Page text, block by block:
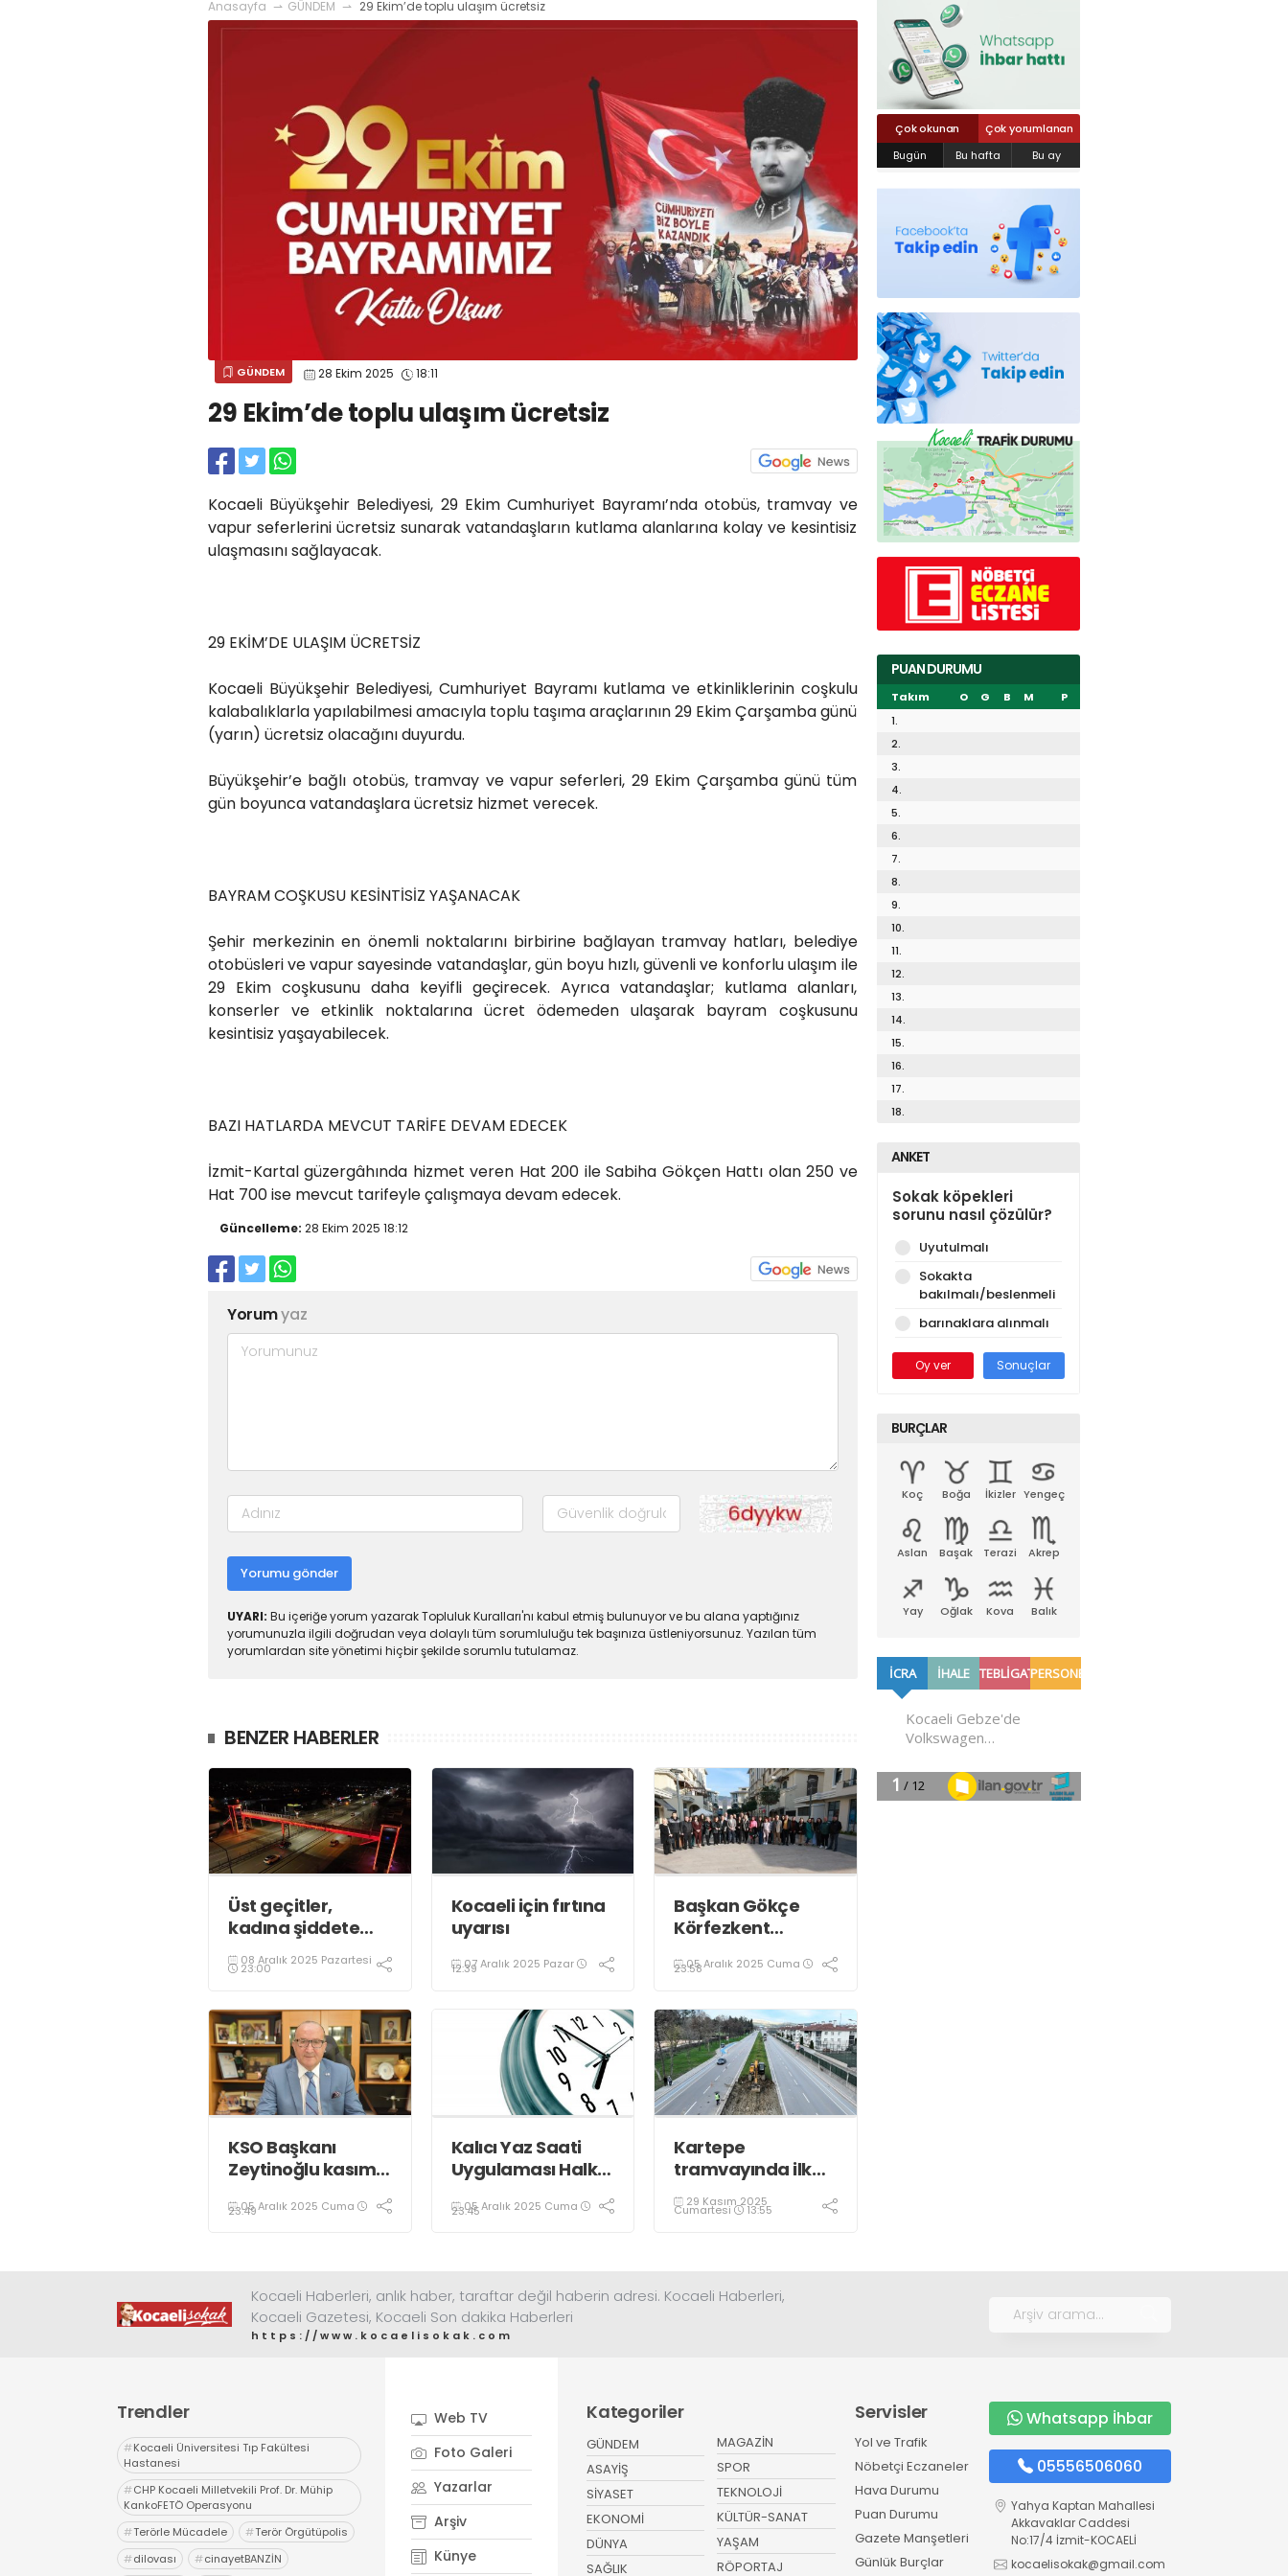
Anasayfa GÜNDEM 29 Ekim’de toplu ulaşım ücretsiz
GÜNDEM 28 Ekim 2025 18:11
29 Ekim’de toplu ulaşım ücretsiz
Kocaeli Büyükşehir Belediyesi, 29 Ekim Cumhuriyet Bayramı’nda otobüs, tramvay ve
vapur seferlerini ücretsiz sunarak vatandaşların kutlama alanlarına kolay ve kesintisiz
ulaşmasını sağlayacak.
29 EKİM’DE ULAŞIM ÜCRETSİZ
Kocaeli Büyükşehir Belediyesi, Cumhuriyet Bayramı kutlama ve etkinliklerinin coşkulu
kalabalıklarla yapılabilmesi amacıyla toplu taşıma araçlarının 29 Ekim Çarşamba günü
(yarın) ücretsiz olacağını duyurdu.
Büyükşehir’e bağlı otobüs, tramvay ve vapur seferleri, 29 Ekim Çarşamba günü tüm
gün boyunca vatandaşlara ücretsiz hizmet verecek.
BAYRAM COŞKUSU KESİNTİSİZ YAŞANACAK
Şehir merkezinin en önemli noktalarını birbirine bağlayan tramvay hatları, belediye
otobüsleri ve vapur sayesinde vatandaşlar, gün boyu hızlı, güvenli ve konforlu ulaşım ile
29 Ekim coşkusunu daha keyifli geçirecek. Ayrıca vatandaşlar; kutlama alanları,
konserler ve etkinlik noktalarına ücret ödemeden ulaşarak bayram coşkusunu
kesintisiz yaşayabilecek.
BAZI HATLARDA MEVCUT TARİFE DEVAM EDECEK
İzmit-Kartal güzergâhında hizmet veren Hat 200 ile Sabiha Gökçen Hattı olan 250 ve
Hat 700 ise mevcut tarifeyle çalışmaya devam edecek.
Güncelleme: 28 Ekim 2025 18:12
Yorumyaz
Yorumu gönder
UYARI: Bu içeriğe yorum yazarak Topluluk Kuralları'nı kabul etmiş bulunuyor ve bu alana yaptığınız
yorumunuzla ilgili doğrudan veya dolaylı tüm sorumluluğu tek başınıza üstleniyorsunuz. Yazılan tüm
yorumlardan site yönetimi hiçbir şekilde sorumlu tutulamaz.
BENZER HABERLER
Üst geçitler,
kadına şiddete
karşı “turuncu”
renkle aydınlatıldı;
08 Aralık 2025 Pazartesi
23:00
Kocaeli için fırtına
uyarısı
07 Aralık 2025 Pazar
12:39
Başkan Gökçe
Körfezkent
Oldu
05 Aralık 2025 Cuma
23:58
KSO Başkanı
Zeytinoğlu kasım
verilerini
05 Aralık 2025 Cuma
23:49
Kalıcı Yaz Saati
Uygulaması Halkın
Ediyor!
05 Aralık 2025 Cuma
23:45
Kartepe
tramvayında ilk
kepçe vuruldu
29 Kasım 2025
Cumartesi 13:55
Çok okunan
Çok yorumlanan
Bugün
Bu hafta Bu ay
PUAN DURUMU
Takım O G B M
P
1.
2.
3.
4.
5.
6.
7.
8.
9.
10.
11.
12.
13.
14.
15.
16.
17.
18.
ANKET
Sokak köpekleri
sorunu nasıl çözülür?
Uyutulmalı
Sokakta
bakılmalı/beslenmeli
barınaklara alınmalı
Oy ver Sonuçlar
BURÇLAR
Koç Boğa İkizler Yengeç
Aslan Başak Terazi Akrep
Yay Oğlak Kova Balık
Kocaeli Haberleri, anlık haber, taraftar değil haberin adresi. Kocaeli Haberleri,
Kocaeli Gazetesi, Kocaeli Son dakika Haberleri
https://www.kocaelisokak.com
Trendler
#Kocaeli Üniversitesi Tıp Fakültesi
Hastanesi
#CHP Kocaeli Milletvekili Prof. Dr. Mühip
KankoFETÖ Operasyonu
#Terörle Mücadele #Terör Örgütüpolis
#dilovası #cinayetBANZİN
Web TV
Foto Galeri
Yazarlar
Arşiv
Künye
Kategoriler
GÜNDEM
ASAYİŞ
SİYASET
EKONOMİ
DÜNYA
SAĞLIK
MAGAZİN
SPOR
TEKNOLOJİ
KÜLTÜR-SANAT
YAŞAM
RÖPORTAJ
Servisler
Yol ve Trafik
Nöbetçi Eczaneler
Hava Durumu
Puan Durumu
Gazete Manşetleri
Günlük Burçlar
Whatsapp İhbar
05556506060
Yahya Kaptan Mahallesi
Akkavaklar Caddesi
No:17/4 İzmit-KOCAELİ
kocaelisokak@gmail.com
Yahya Kaptan Mahallesi Akkavaklar
Caddesi No:17/4 İzmit-KOCAELİ